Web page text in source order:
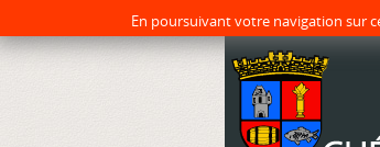
En poursuivant votre navigation sur